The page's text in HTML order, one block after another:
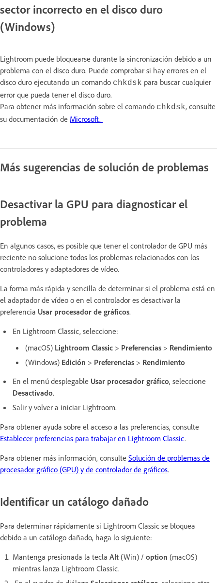
sector incorrecto en el disco duro
(Windows)
Lightroom puede bloquearse durante la sincronización debido a un
problema con el disco duro. Puede comprobar si hay errores en el
disco duro ejecutando un comando chkdsk para buscar cualquier
error que pueda tener el disco duro.
Para obtener más información sobre el comando chkdsk, consulte
su documentación de Microsoft.
Más sugerencias de solución de problemas
Desactivar la GPU para diagnosticar el
problema
En algunos casos, es posible que tener el controlador de GPU más
reciente no solucione todos los problemas relacionados con los
controladores y adaptadores de vídeo.
La forma más rápida y sencilla de determinar si el problema está en
el adaptador de vídeo o en el controlador es desactivar la
preferencia Usar procesador de gráficos.
En Lightroom Classic, seleccione:
(macOS) Lightroom Classic > Preferencias > Rendimiento
(Windows) Edición > Preferencias > Rendimiento
En el menú desplegable Usar procesador gráfico, seleccione
Desactivado.
Salir y volver a iniciar Lightroom.
Para obtener ayuda sobre el acceso a las preferencias, consulte
Establecer preferencias para trabajar en Lightroom Classic.
Para obtener más información, consulte Solución de problemas de
procesador gráfico (GPU) y de controlador de gráficos.
Identificar un catálogo dañado
Para determinar rápidamente si Lightroom Classic se bloquea
debido a un catálogo dañado, haga lo siguiente:
Mantenga presionada la tecla Alt (Win) / option (macOS)
mientras lanza Lightroom Classic.